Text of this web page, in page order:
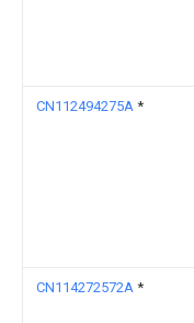
CN112494275A *
CN114272572A *